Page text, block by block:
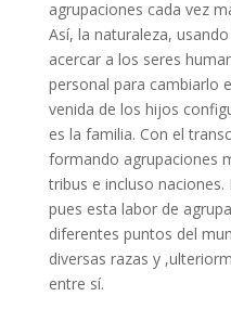
agrupaciones cada vez
Así, la naturaleza,
acercar a los seres
personal para cambiarlo
venida de los hijos
es la familia. Con el
formando agrupaciones
tribus e incluso
pues esta labor de
diferentes puntos del
diversas razas y
entre sí.